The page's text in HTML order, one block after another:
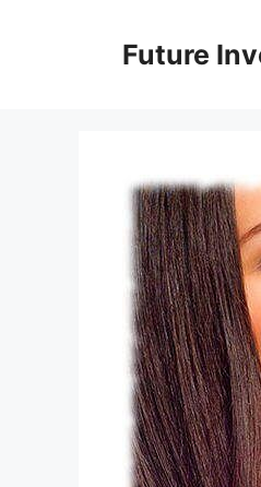
Future